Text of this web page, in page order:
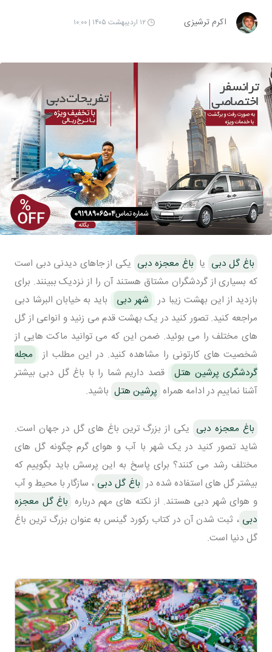
اکرم ترشیزی ۱۲ اردیبهشت ۱۴۰۵ | ۱۰:۰۰
باغ گل دبی یا باغ معجزه دبی یکی از جاهای دیدنی دبی است
که بسیاری از گردشگران مشتاق هستند آن را از نزدیک ببینند. برای
بازدید از این بهشت زیبا در شهر دبی
باید به خیابان البرشا دبی
مراجعه کنید. تصور کنید در یک بهشت قدم می زنید و انواعی از گل
های مختلف را می بوئید. ضمن این که می توانید ماکت هایی از
شخصیت های کارتونی را مشاهده کنید. در این مطلب از
مجله
گردشگری پرشین هتل
قصد داریم شما را با باغ گل دبی بیشتر
آشنا نماییم در ادامه همراه پرشین هتل باشید.
باغ معجزه دبی یکی از بزرگ ترین باغ های گل در جهان است.
شاید تصور کنید در یک شهر با آب و هوای گرم چگونه گل های
مختلف رشد می کنند؟ برای پاسخ به این پرسش باید بگوییم که
بیشتر گل های استفاده شده در باغ گل دبی ، سازگار با محیط و آب
و هوای شهر دبی هستند. از نکته های مهم درباره باغ گل معجزه
دبی ، ثبت شدن آن در کتاب رکورد گینس به عنوان بزرگ ترین باغ
گل دنیا است.